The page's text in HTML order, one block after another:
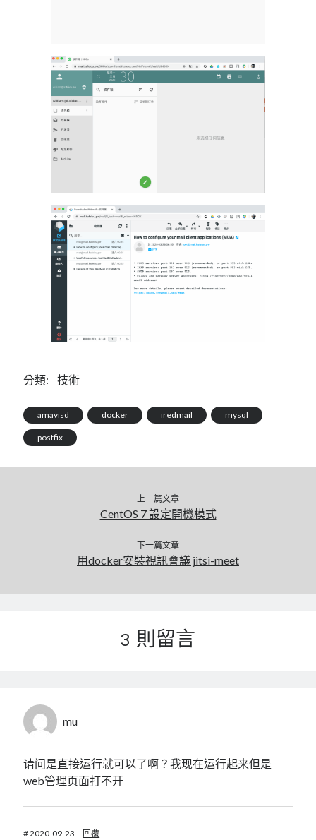
分類: 技術
amavisd docker iredmail mysql
postfix
上一篇文章
CentOS 7 設定開機模式
下一篇文章
用docker安裝視訊會議 jitsi-meet
3 則留言
mu
请问是直接运行就可以了啊？我现在运行起来但是
web管理页面打不开
#2020-09-23 回覆